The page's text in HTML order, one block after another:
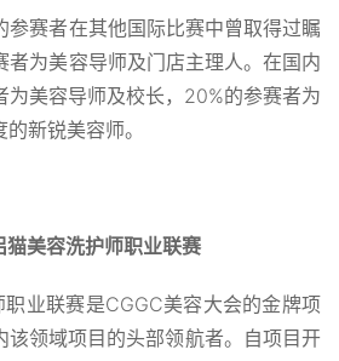
参赛者在其他国际比赛中曾取得过瞩
者为美容导师及门店主理人。在国内
为美容导师及校长，20%的参赛者为
新锐美容师。
猫美容洗护师职业联赛
业联赛是CGGC美容大会的金牌项
该领域项目的头部领航者。自项目开